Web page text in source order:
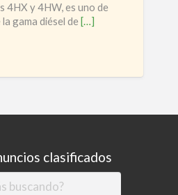
4HX y 4HW, es uno de
gama diésel de […]
clasificados